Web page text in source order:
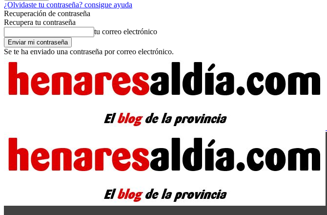
¿Olvidaste tu contraseña? consigue ayuda
Recuperación de contraseña
Recupera tu contraseña
tu correo electrónico
Se te ha enviado una contraseña por correo electrónico.